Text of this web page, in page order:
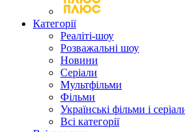
Категорії
Реаліті-шоу
Розважальні шоу
Новини
Серіали
Мультфільми
Фільми
Українські фільми і
Всі категорії